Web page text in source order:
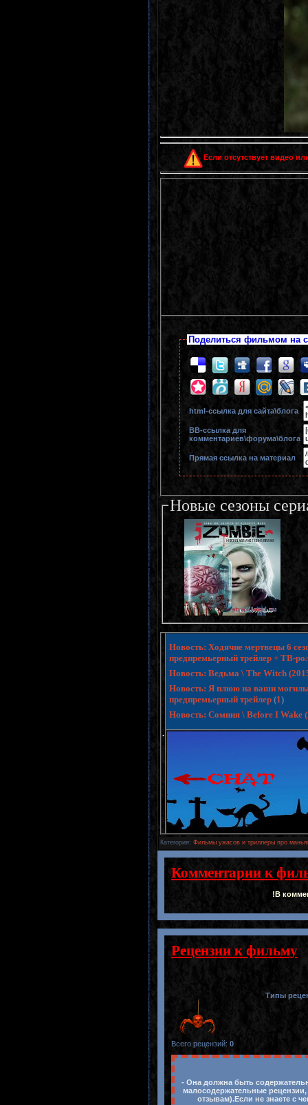
Если отсутствует видео
Поделиться фильмом на
html-cсылка для сайта\блога
BB-cсылка для
комментариев\форума\блога
Прямая ссылка на материал
Новые сезоны
.
Новость: Ходячие мертвецы 6
предпремьерный трейлер + ТВ-
Новость: Ведьма \ The Witch
Новость: Я плюю на ваши
предпремьерный трейлер (1)
Новость: Сомния \ Before I Wake
Категория: Фильмы ужасов и триллеры про
Комментарии к
!В
Рецензии к фильму
Типы
Всего рецензий: 0
- Она должна быть
малосодержательные
отзывам).Если не знаете с